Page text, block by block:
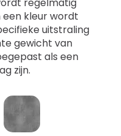
kleur wordt
uitstraling
gewicht van
als een
zijn.